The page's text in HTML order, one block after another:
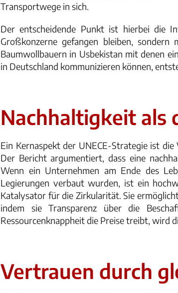
Transportwege in sich.
Der entscheidende Punkt ist hierbei die
Großkonzerne gefangen bleiben,
Baumwollbauern in Usbekistan mit denen
in Deutschland kommunizieren können,
Nachhaltigkeit als
Ein Kernaspekt der UNECE-Strategie ist
Der Bericht argumentiert, dass eine
Wenn ein Unternehmen am Ende des
Legierungen verbaut wurden, ist ein
Katalysator für die Zirkularität. Sie
indem sie Transparenz über die
Ressourcenknappheit die Preise treibt, wird
Vertrauen durch